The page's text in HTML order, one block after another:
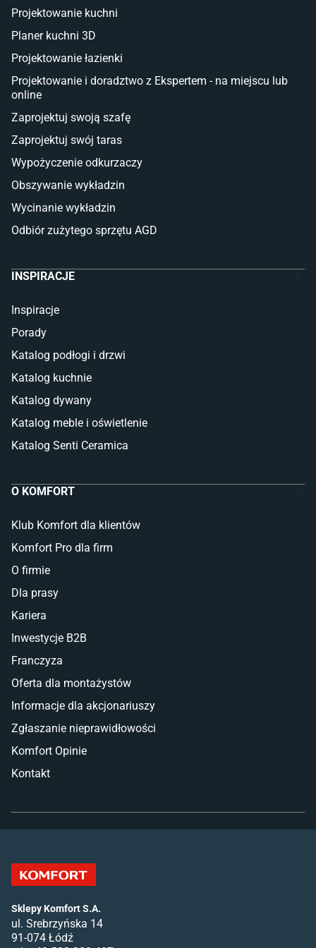
Deski tarasowe kompozytowe
Sztuczna trawa miękka
Koce i pledy
Płytki na balkon
Lampy stojące LED
Płytki
Płytki betonowe
Płytki Cersanit
Płytki wielkoformatowe
Glazura
Płytki marmurowe
Projektowanie kuchni
Planer kuchni 3D
Projektowanie łazienki
Projektowanie i doradztwo z Ekspertem - na miejscu lub
online
Zaprojektuj swoją szafę
Zaprojektuj swój taras
Wypożyczenie odkurzaczy
Obszywanie wykładzin
Wycinanie wykładzin
Odbiór zużytego sprzętu AGD
INSPIRACJE
Inspiracje
Porady
Katalog podłogi i drzwi
Katalog kuchnie
Katalog dywany
Katalog meble i oświetlenie
Katalog Senti Ceramica
O KOMFORT
Klub Komfort dla klientów
Komfort Pro dla firm
O firmie
Dla prasy
Kariera
Inwestycje B2B
Franczyza
Oferta dla montażystów
Informacje dla akcjonariuszy
Zgłaszanie nieprawidłowości
Komfort Opinie
Kontakt
Sklepy Komfort S.A.
ul. Srebrzyńska 14
91-074 Łódź